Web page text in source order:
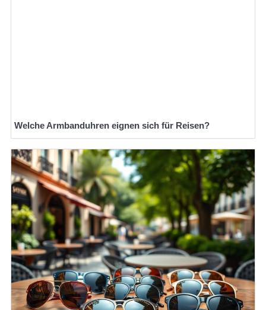
Welche Armbanduhren eignen sich für Reisen?